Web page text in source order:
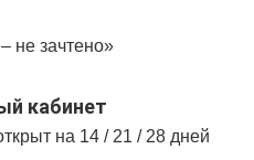
не зачтено»
кабинет
на 14 / 21 / 28 дней